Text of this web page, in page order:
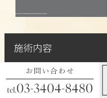
施術内容
インビザライン（中
正）
施術内容
インビザライン（中
正）
施術内容
インビザライン（中
正）
施術内容
インビザライン（中
正）
BEFORE
施術内容
インビザライン（中
正）
BEFORE